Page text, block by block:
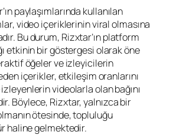
paylaşımlarında kullanılan
video içeriklerinin viral olmasına
Bu durum, Rizxtar’ın platform
etkinin bir göstergesi olarak öne
öğeler ve izleyicilerin
içerikler, etkileşim oranlarını
videolarla olan bağını
Böylece, Rizxtar, yalnızca bir
ötesinde, topluluğu
haline gelmektedir.